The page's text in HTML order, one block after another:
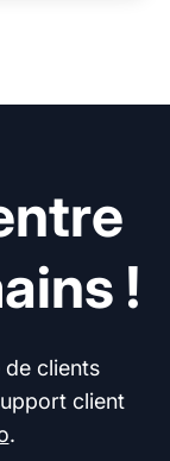
!
clients
client
.